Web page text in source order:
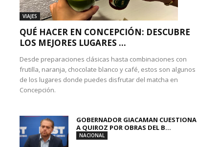
VIAJES
QUÉ HACER EN CONCEPCIÓN: DESCUBRE
LOS MEJORES LUGARES ...
Desde preparaciones clásicas hasta combinaciones con
frutilla, naranja, chocolate blanco y café, estos son algunos
de los lugares donde puedes disfrutar del matcha en
Concepción.
GOBERNADOR GIACAMAN CUESTIONA
A QUIROZ POR OBRAS DEL B...
NACIONAL